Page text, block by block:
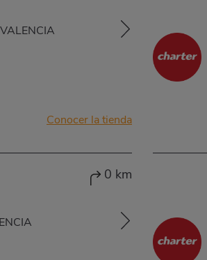
Conocer la tienda
0 km